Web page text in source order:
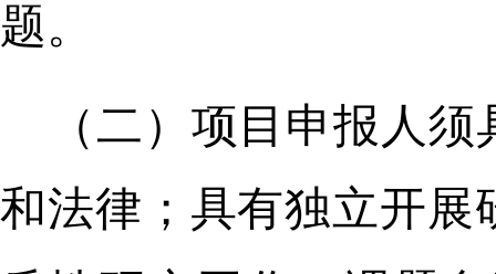
题。
（二）项目申报人
和法律；具有独立开展